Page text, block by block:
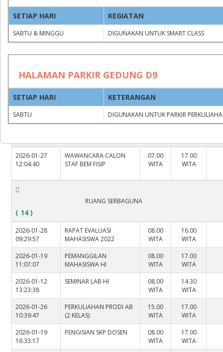
Group by Clear filters
TIMESTAMP
JAM
RUANG KELAS 23
RUANG KELAS 24
2026-01-27
12:04:40
WAWANCARA CALON
STAF BEM FISIP
07.00
WITA
17.00
WITA
RUANG SERBAGUNA
( 14 )
2026-01-28
09:29:57
RAPAT EVALUASI
MAHASISWA 2022
08.00
WITA
16.00
WITA
2026-01-19
11:07:07
PEMANGGILAN
MAHASISWA HI
08.00
WITA
17.00
WITA
2026-01-12
13:23:38
SEMINAR LAB HI
08.00
WITA
14.30
WITA
2026-01-26
10:39:47
PERKULIAHAN PRODI AB
(2 KELAS)
15.00
WITA
17.00
WITA
2026-01-19
16:33:17
PENGISIAN SKP DOSEN
08.00
WITA
17.00
WITA
SETIAP HARI KEGIATAN
SABTU & MINGGU DIGUNAKAN UNTUK SMART CLASS
HALAMAN PARKIR GEDUNG D9
SETIAP HARI KETERANGAN
SABTU DIGUNAKAN UNTUK PARKIR